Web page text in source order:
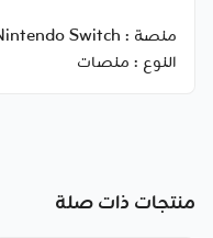
منصة : Switch
النوع : منصات
منتجات ذات صلة